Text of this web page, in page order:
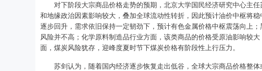
对下阶段大宗商品价格走势的预期，北京大学国民经济研究中心主任
和地缘政治因素影响较大，叠加全球流动性转折，因此预计油价中枢将
逐步回升，需求依旧保持一定韧劲下，预计有色金属价格中枢震荡向上
风险并不高；化学原料制造品行业方面，该类商品的价格受原油影响较
面，煤炭风险犹存，迎峰度夏时节下煤炭价格有阶段性上行压力。
苏剑认为，随着国内经济逐步恢复走出低谷，全球大宗商品价格整体